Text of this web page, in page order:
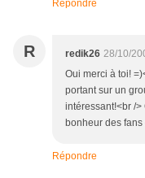
Répondre
R redik26 28/10/
Oui merci à toi!
portant sur un
intéressant!<br /
bonheur des
Répondre